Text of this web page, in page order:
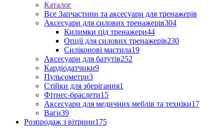
Каталог
Все Запчастини та аксесуари для тренажерів
Аксесуари для силових тренажерів304
Килимки під тренажери44
Опції для силових тренажерів230
Силіконові мастила19
Аксесуари для батутів252
Кардіодатчики9
Пульсометри3
Стійки для зберігання1
Фітнес-браслети15
Аксесуари для медичних меблів та техніки17
Ваги39
Розпродаж з вітрини175